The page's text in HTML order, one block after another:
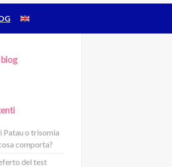
blog
Patau o trisomia
comporta?
del test